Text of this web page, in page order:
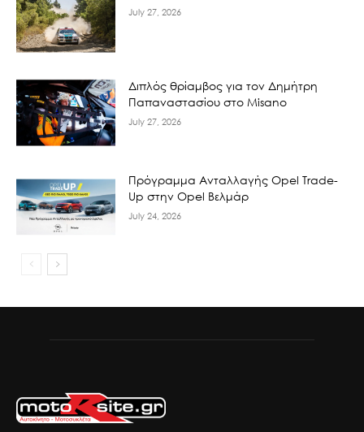
July 27, 2026
Διπλός θρίαμβος για τον Δημήτρη
Παπαναστασίου στο Misano
July 27, 2026
Πρόγραμμα Ανταλλαγής Opel Trade-
Up στην Opel Βελμάρ
July 24, 2026